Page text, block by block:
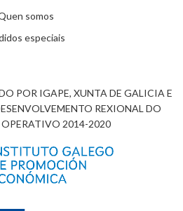
somos
especiais
POR IGAPE, XUNTA DE GALICIA E
REXIONAL DO
2014-2020